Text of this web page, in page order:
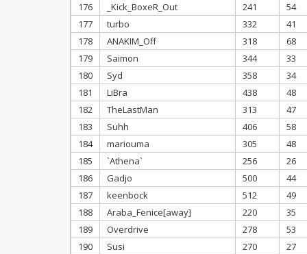
176
_Kick_BoxeR_Out 241
54
177
turbo 332
41
178
ANAKIM_Off 318
68
179
Saimon 344
33
180
Syd 358
34
181
LiBra 438
48
182
TheLastMan 313
47
183
Suhh 406
58
184
mariouma 305
48
185
`Athena` 256
26
186
Gadjo 500
44
187
keenbock 512
49
188
Araba_Fenice[away] 220
35
189
Overdrive 278
53
190
Susi 270
27